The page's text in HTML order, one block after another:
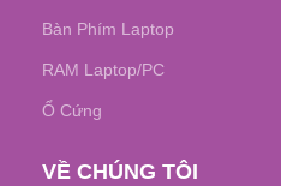
Bàn Phím Laptop
RAM Laptop/PC
Ổ Cứng
VỀ CHÚNG TÔI